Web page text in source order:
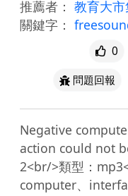
推薦者： 教育大
關鍵字：
0
問題回報
Negative
action could not
2<br/>類型：
computer、